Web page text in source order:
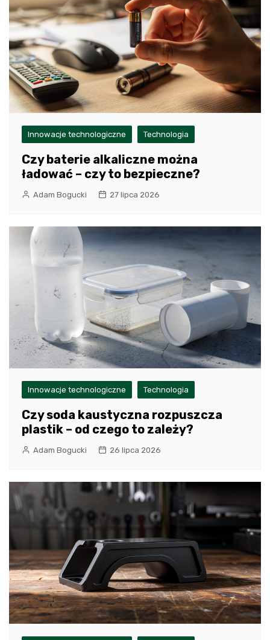
Innowacje technologiczne Technologia
Czy baterie alkaliczne można
ładować – czy to bezpieczne?
Adam Bogucki 27 lipca 2026
Innowacje technologiczne Technologia
Czy soda kaustyczna rozpuszcza
plastik – od czego to zależy?
Adam Bogucki 26 lipca 2026